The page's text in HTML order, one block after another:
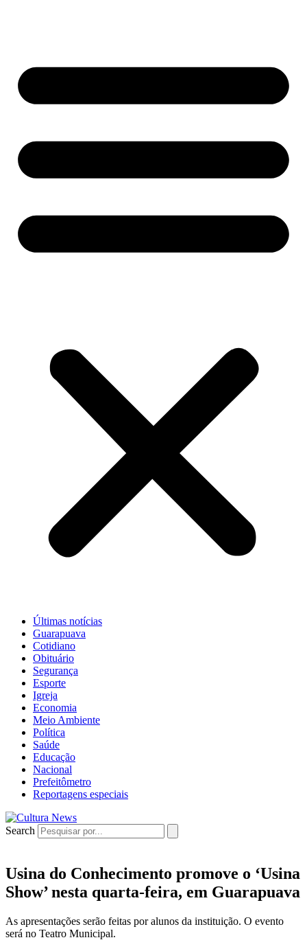
Últimas notícias
Guarapuava
Cotidiano
Obituário
Segurança
Esporte
Igreja
Economia
Meio Ambiente
Política
Saúde
Educação
Nacional
Prefeitômetro
Reportagens especiais
Search
Usina do Conhecimento promove o ‘Usina
Show’ nesta quarta-feira, em Guarapuava
As apresentações serão feitas por alunos da instituição. O evento
será no Teatro Municipal.